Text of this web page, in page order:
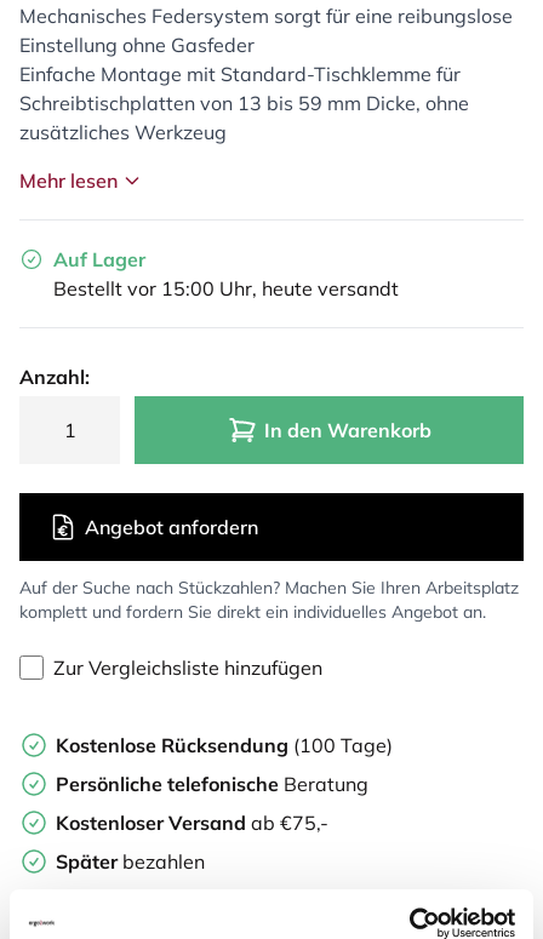
Mechanisches Federsystem sorgt für eine reibungslose
Einstellung ohne Gasfeder
Einfache Montage mit Standard-Tischklemme für
Schreibtischplatten von 13 bis 59 mm Dicke, ohne
zusätzliches Werkzeug
Mehr lesen
Auf Lager
Bestellt vor 15:00 Uhr, heute versandt
Anzahl:
In den Warenkorb
Auf der Suche nach Stückzahlen? Machen Sie Ihren Arbeitsplatz
komplett und fordern Sie direkt ein individuelles Angebot an.
Angebot anfordern
Zur Vergleichsliste hinzufügen
Kostenlose Rücksendung (100 Tage)
Persönliche telefonische Beratung
Kostenloser Versand ab €75,-
Später bezahlen